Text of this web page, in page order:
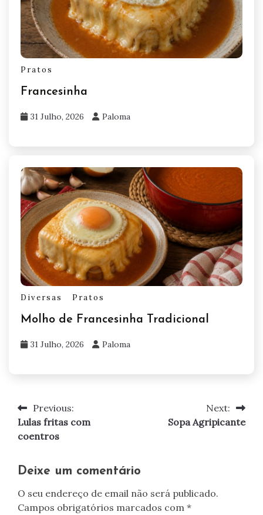
Pratos
Francesinha
31 Julho, 2026 Paloma
Diversas Pratos
Molho de Francesinha Tradicional
31 Julho, 2026 Paloma
Navegação
de
Previous:
Lulas fritas com
coentros
Next:
Sopa Agripicante
Deixe um comentário
O seu endereço de email não será publicado.
Campos obrigatórios marcados com *